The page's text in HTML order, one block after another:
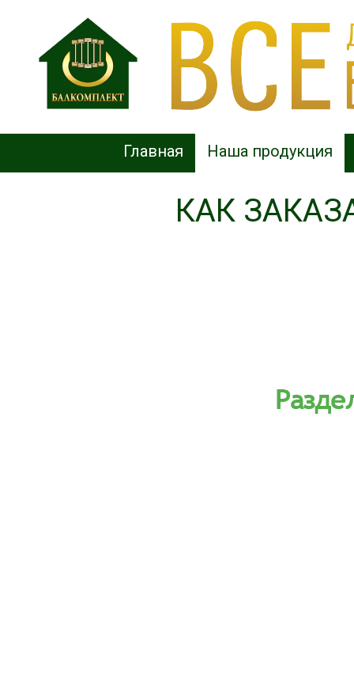
Главная Наша продукция
КАК